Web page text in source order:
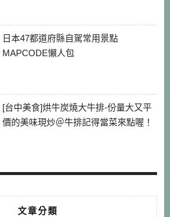
日本47都道府縣自駕常用景點
MAPCODE懶人包
[台中美食]烘牛炭燒大牛排-份量大又平
價的美味現炒＠牛排記得當菜來點喔！
文章分類